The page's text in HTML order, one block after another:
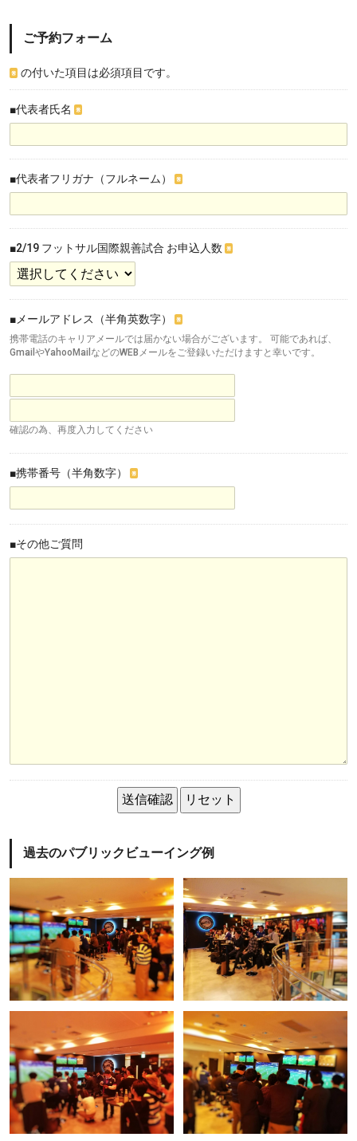
ご予約フォーム
※ の付いた項目は必須項目です。
■代表者氏名 ※
■代表者フリガナ（フルネーム） ※
■2/19 フットサル国際親善試合 お申込人数 ※
■メールアドレス（半角英数字） ※
携帯電話のキャリアメールでは届かない場合がございます。 可能であれば、
GmailやYahooMailなどのWEBメールをご登録いただけますと幸いです。
確認の為、再度入力してください
■携帯番号（半角数字） ※
■その他ご質問
過去のパブリックビューイング例